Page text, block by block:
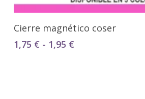
Seleccionar Opciones
Cierre magnético coser
1,75 € - 1,95 €Rango